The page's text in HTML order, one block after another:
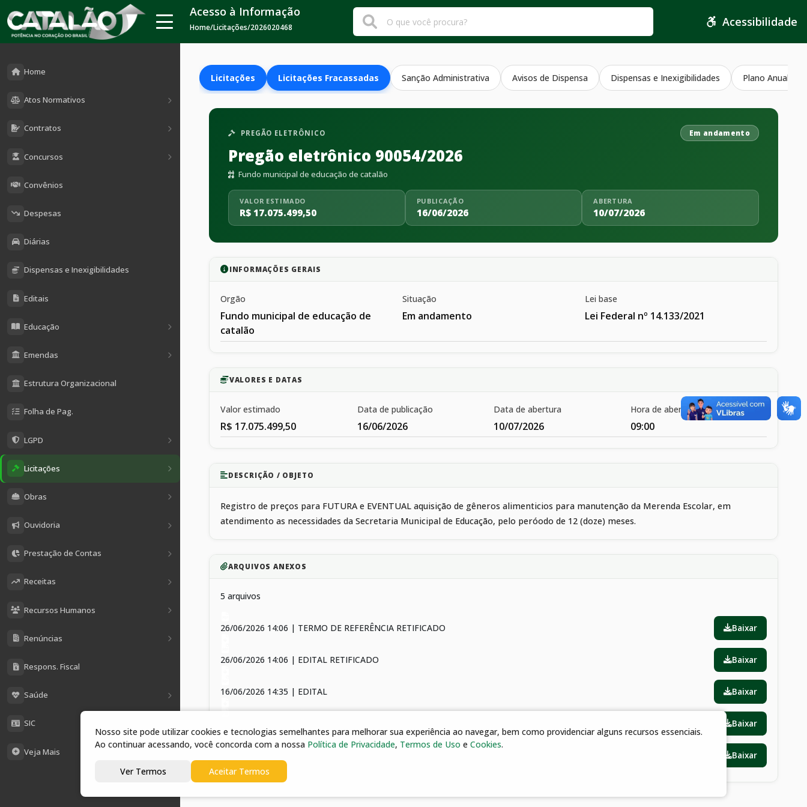
Home
Atos Normativos
Contratos
Concursos
Convênios
Despesas
Diárias
Dispensas e Inexigibilidades
Editais
Educação
Emendas
Estrutura Organizacional
Folha de Pag.
LGPD
Licitações
Obras
Ouvidoria
Prestação de Contas
Receitas
Recursos Humanos
Renúncias
Respons. Fiscal
Saúde
SIC
Veja Mais
Acesso à Informação
Home/Licitações/2026020468 Acessibilidade
Licitações Licitações Fracassadas Sanção Administrativa Avisos de Dispensa Dispensas e Inexigibilidades Plano Anual
PREGÃO ELETRÔNICO Em andamento
Pregão eletrônico 90054/2026
Fundo municipal de educação de catalão
VALOR ESTIMADO
R$ 17.075.499,50
PUBLICAÇÃO
16/06/2026
ABERTURA
10/07/2026
INFORMAÇÕES GERAIS
Orgão
Fundo municipal de educação de
catalão
Situação
Em andamento
Lei base
Lei Federal nº 14.133/2021
VALORES E DATAS
Valor estimado
R$ 17.075.499,50
Data de publicação
16/06/2026
Data de abertura
10/07/2026
Hora de abertura
09:00
DESCRIÇÃO / OBJETO
Registro de preços para FUTURA e EVENTUAL aquisição de gêneros alimenticios para manutenção da Merenda Escolar, em
atendimento as necessidades da Secretaria Municipal de Educação, pelo peróodo de 12 (doze) meses.
ARQUIVOS ANEXOS
5 arquivos
26/06/2026 14:06 | TERMO DE REFERÊNCIA RETIFICADO Baixar
26/06/2026 14:06 | EDITAL RETIFICADO Baixar
16/06/2026 14:35 | EDITAL Baixar
Baixar
Baixar
Nosso site pode utilizar cookies e tecnologias semelhantes para melhorar sua experiência ao navegar, bem como providenciar alguns recursos essenciais.
Ao continuar acessando, você concorda com a nossa Política de Privacidade, Termos de Uso eCookies.
Ver Termos Aceitar Termos